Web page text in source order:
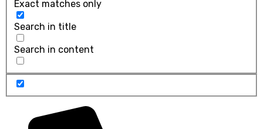
Exact matches only
Search in title
Search in content